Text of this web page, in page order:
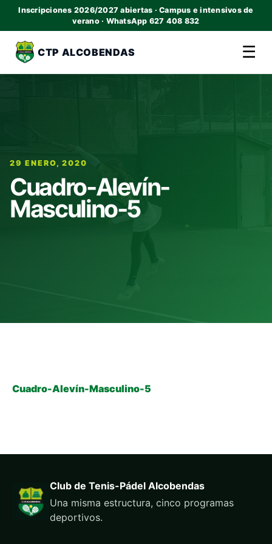
Inscripciones 2026/2027 abiertas · Campus e intensivos de
verano · WhatsApp 627 408 832
CTP ALCOBENDAS ☰
29 ENERO, 2020
Cuadro-Alevín-
Masculino-5
Cuadro-Alevín-Masculino-5
Club de Tenis-Pádel Alcobendas
Una misma estructura, cinco programas
deportivos.